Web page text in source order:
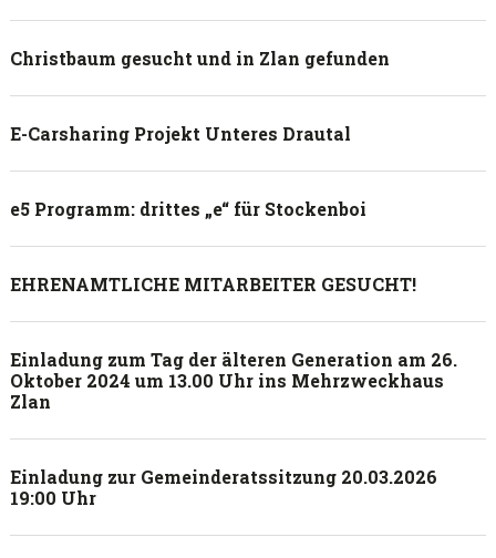
Christbaum gesucht und in Zlan gefunden
E-Carsharing Projekt Unteres Drautal
e5 Programm: drittes „e“ für Stockenboi
EHRENAMTLICHE MITARBEITER GESUCHT!
Einladung zum Tag der älteren Generation am 26.
Oktober 2024 um 13.00 Uhr ins Mehrzweckhaus
Zlan
Einladung zur Gemeinderatssitzung 20.03.2026
19:00 Uhr